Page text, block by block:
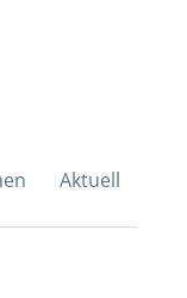
Aktuell